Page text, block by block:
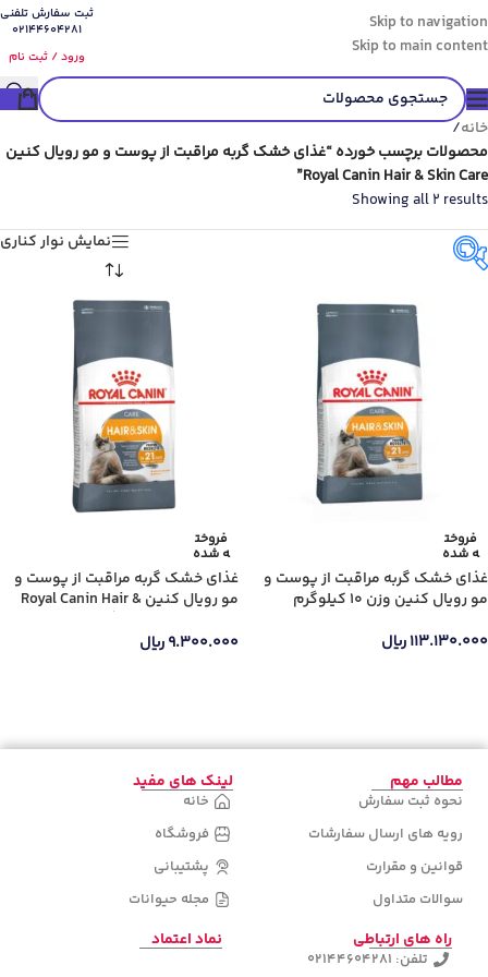
Skip to navigation
Skip to main content
ثبت سفارش تلفنی
02144604281
ورود / ثبت نام
خانه/
محصولات برچسب خورده “غذای خشک گربه مراقبت از پوست و مو رویال کنین
Royal Canin Hair & Skin Care”
Showing all 2 results
گونه حیوان
جنس دسته
نمایش نوار کناری
فروخت
ه شده
غذای خشک گربه مراقبت از پوست و
مو رویال کنین وزن 10 کیلوگرم
۱۱۳.۱۳۰.۰۰۰ریال
فروخت
ه شده
غذای خشک گربه مراقبت از پوست و
مو رویال کنین Royal Canin Hair &
۹.۳۰۰.۰۰۰ریال
مطالب مهم
نحوه ثبت سفارش
رویه های ارسال سفارشات
قوانین و مقرارت
سوالات متداول
لینک های مفید
خانه
فروشگاه
پشتیبانی
مجله حیوانات
راه های ارتباطی
تلفن: 02144604281
نماد اعتماد